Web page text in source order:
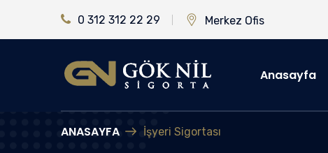
0 312 312 22 29 Merkez Ofis
Anasayfa
ANASAYFA İşyeri Sigortası